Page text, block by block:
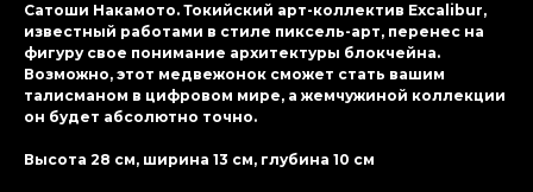
Сатоши Накамото. Токийский арт-коллектив Excalibur,
известный работами в стиле пиксель-арт, перенес на
фигуру свое понимание архитектуры блокчейна.
Возможно, этот медвежонок сможет стать вашим
талисманом в цифровом мире, а жемчужиной коллекции
он будет абсолютно точно.
Высота 28 см, ширина 13 см, глубина 10 см